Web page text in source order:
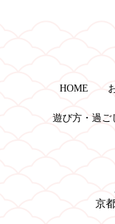
HOME
遊び方・過ご
京